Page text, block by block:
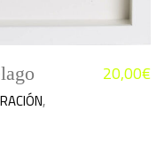
,
20,00€